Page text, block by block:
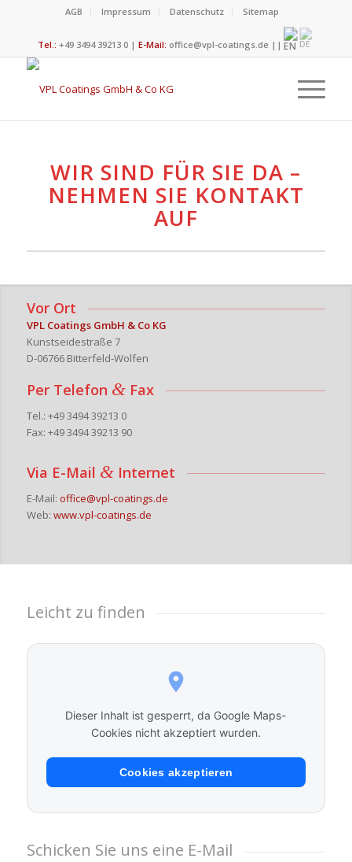
AGB Impressum Datenschutz Sitemap
Tel.: +49 3494 39213 0 | E-Mail: office@vpl-coatings.de||
WIR SIND FÜR SIE DA –
NEHMEN SIE KONTAKT
AUF
Vor Ort
VPL Coatings GmbH & Co KG
Kunstseidestraße 7
D-06766 Bitterfeld-Wolfen
Per Telefon &Fax
Tel.: +49 3494 39213 0
Fax: +49 3494 39213 90
Via E-Mail &Internet
E-Mail: office@vpl-coatings.de
Web: www.vpl-coatings.de
Leicht zu finden
Dieser Inhalt ist gesperrt, da Google Maps-
Cookies nicht akzeptiert wurden.
Cookies akzeptieren
Schicken Sie uns eine E-Mail